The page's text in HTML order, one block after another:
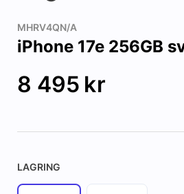
MHRV4QN/A
iPhone 17e 256GB
8 495 kr
LAGRING